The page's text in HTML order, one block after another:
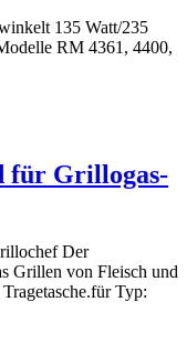
135 Watt/235
RM 4361, 4400,
für Grillogas-
Der
Grillen von Fleisch und
Typ: